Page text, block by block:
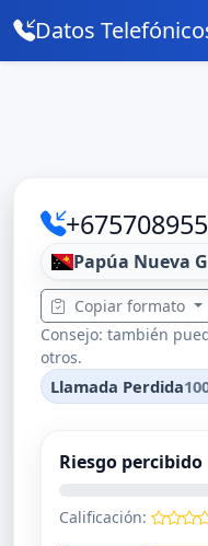
Datos
Papúa Nueva
Copiar formato
Consejo: también
otros.
Llamada Perdida
Riesgo percibido
Calificación: